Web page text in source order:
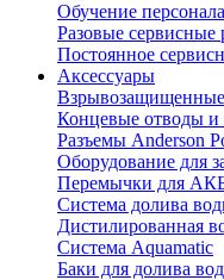
Обучение персонала
Разовые сервисные
Постоянное
Аксессуары
Взрывозащищенные
Концевые отводы и
Разъемы Anderson
Оборудование для
Перемычки для
Система долива
Дистилированная
Система Aquamatic
Баки для долива